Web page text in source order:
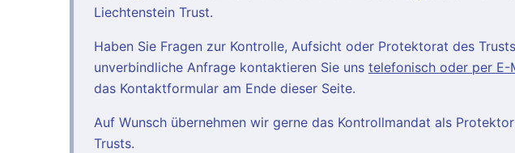
Liechtenstein Trust.
Haben Sie Fragen zur Kontrolle, Aufsicht oder Protektorat des
unverbindliche Anfrage kontaktieren Sie uns telefonisch oder per E-
das Kontaktformular am Ende dieser Seite.
Auf Wunsch übernehmen wir gerne das Kontrollmandat als
Trusts.